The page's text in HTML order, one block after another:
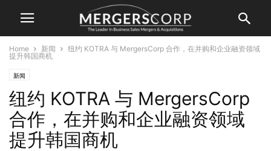
Home 新闻
纽约 KOTRA 与 MergersCorp 合作，在并购和企业融资领域
提升韩国商机
新闻
纽约 KOTRA 与 MergersCorp
合作，在并购和企业融资领域
提升韩国商机